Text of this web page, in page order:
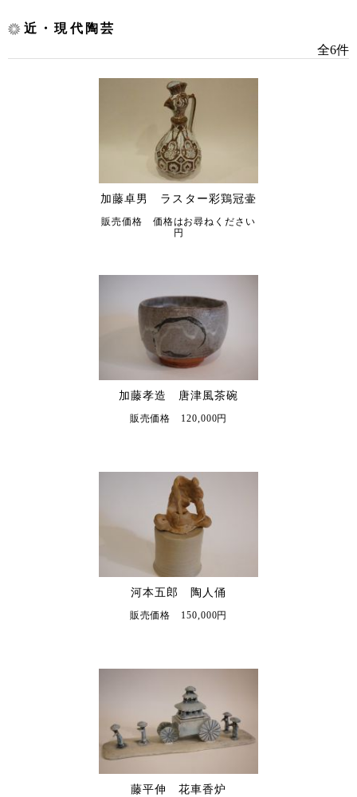
近・現代陶芸
全6件
加藤卓男 ラスター彩鶏冠壷
販売価格 価格はお尋ねください
円
加藤孝造 唐津風茶碗
販売価格 120,000円
河本五郎 陶人俑
販売価格 150,000円
藤平伸 花車香炉